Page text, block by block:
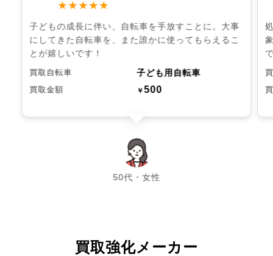
★★★★★
子どもの成長に伴い、自転車を手放すことに。大事
にしてきた自転車を、また誰かに使ってもらえるこ
とが嬉しいです！
買取自転車 子ども用自転車
買取金額 ￥500
50代・女性
chevron_left chevron_right
買取強化メーカー